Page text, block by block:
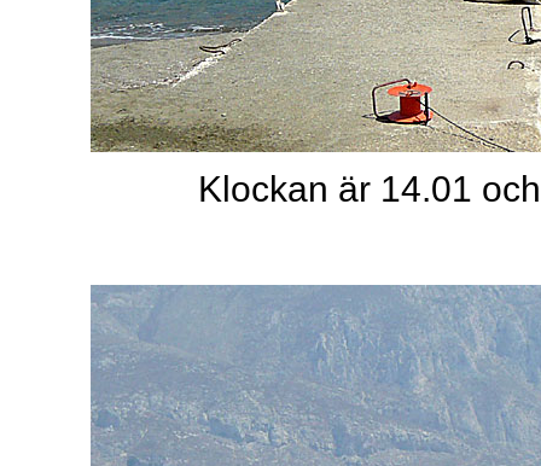
Klockan är 14.01